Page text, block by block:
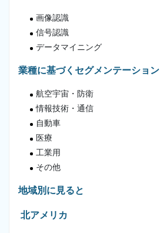
画像認識
信号認識
データマイニング
業種に基づくセグメンテーション
航空宇宙・防衛
情報技術・通信
自動車
医療
工業用
その他
地域別に見ると
北アメリカ